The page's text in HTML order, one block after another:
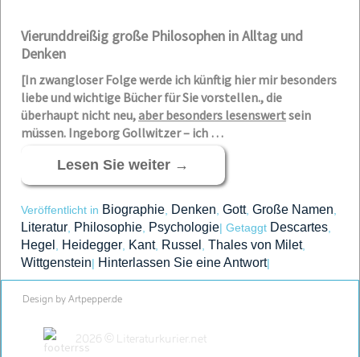
Vierunddreißig große Philosophen in Alltag und
Denken
[In zwangloser Folge werde ich künftig hier mir besonders
liebe und wichtige Bücher für Sie vorstellen., die
überhaupt nicht neu,aber besonders lesenswertsein
müssen. Ingeborg Gollwitzer – ich …
Lesen Sie weiter →
Veröffentlicht in Biographie Denken Gott, Große Namen
Literatur Philosophie Psychologie| Getaggt Descartes
Hegel Heidegger Kant, Russel Thales von Milet,
Wittgenstein| Hinterlassen Sie eine Antwort|
2026 © Literaturkurier.net
Design by Artpepper.de